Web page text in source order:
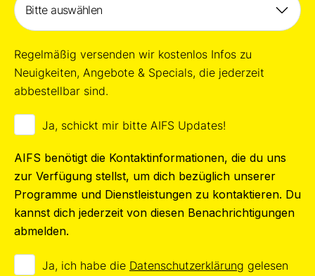
Bitte auswählen
Regelmäßig versenden wir kostenlos Infos zu
Neuigkeiten, Angebote & Specials, die jederzeit
abbestellbar sind.
Ja, schickt mir bitte AIFS Updates!
AIFS benötigt die Kontaktinformationen, die du uns
zur Verfügung stellst, um dich bezüglich unserer
Programme und Dienstleistungen zu kontaktieren. Du
kannst dich jederzeit von diesen Benachrichtigungen
abmelden.
Ja, ich habe die Datenschutzerklärung gelesen